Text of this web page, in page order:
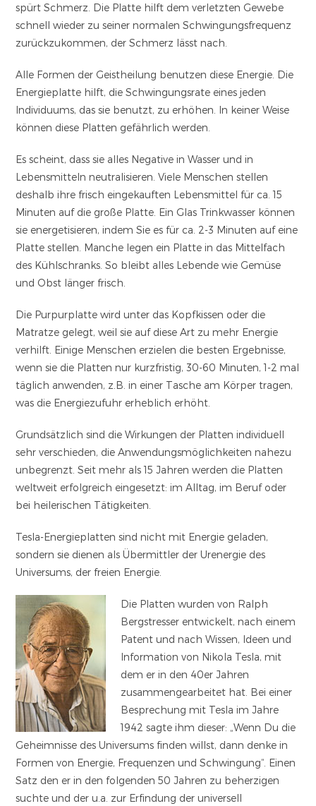
spürt Schmerz. Die Platte hilft dem verletzten Gewebe
schnell wieder zu seiner normalen Schwingungsfrequenz
zurückzukommen, der Schmerz lässt nach.
Alle Formen der Geistheilung benutzen diese Energie. Die
Energieplatte hilft, die Schwingungsrate eines jeden
Individuums, das sie benutzt, zu erhöhen. In keiner Weise
können diese Platten gefährlich werden.
Es scheint, dass sie alles Negative in Wasser und in
Lebensmitteln neutralisieren. Viele Menschen stellen
deshalb ihre frisch eingekauften Lebensmittel für ca. 15
Minuten auf die große Platte. Ein Glas Trinkwasser können
sie energetisieren, indem Sie es für ca. 2-3 Minuten auf eine
Platte stellen. Manche legen ein Platte in das Mittelfach
des Kühlschranks. So bleibt alles Lebende wie Gemüse
und Obst länger frisch.
Die Purpurplatte wird unter das Kopfkissen oder die
Matratze gelegt, weil sie auf diese Art zu mehr Energie
verhilft. Einige Menschen erzielen die besten Ergebnisse,
wenn sie die Platten nur kurzfristig, 30-60 Minuten, 1-2 mal
täglich anwenden, z.B. in einer Tasche am Körper tragen,
was die Energiezufuhr erheblich erhöht.
Grundsätzlich sind die Wirkungen der Platten individuell
sehr verschieden, die Anwendungsmöglichkeiten nahezu
unbegrenzt. Seit mehr als 15 Jahren werden die Platten
weltweit erfolgreich eingesetzt: im Alltag, im Beruf oder
bei heilerischen Tätigkeiten.
Tesla-Energieplatten sind nicht mit Energie geladen,
sondern sie dienen als Übermittler der Urenergie des
Universums, der freien Energie.
Die Platten wurden von Ralph
Bergstresser entwickelt, nach einem
Patent und nach Wissen, Ideen und
Information von Nikola Tesla, mit
dem er in den 40er Jahren
zusammengearbeitet hat. Bei einer
Besprechung mit Tesla im Jahre
1942 sagte ihm dieser: „Wenn Du die
Geheimnisse des Universums finden willst, dann denke in
Formen von Energie, Frequenzen und Schwingung“. Einen
Satz den er in den folgenden 50 Jahren zu beherzigen
suchte und der u.a. zur Erfindung der universell